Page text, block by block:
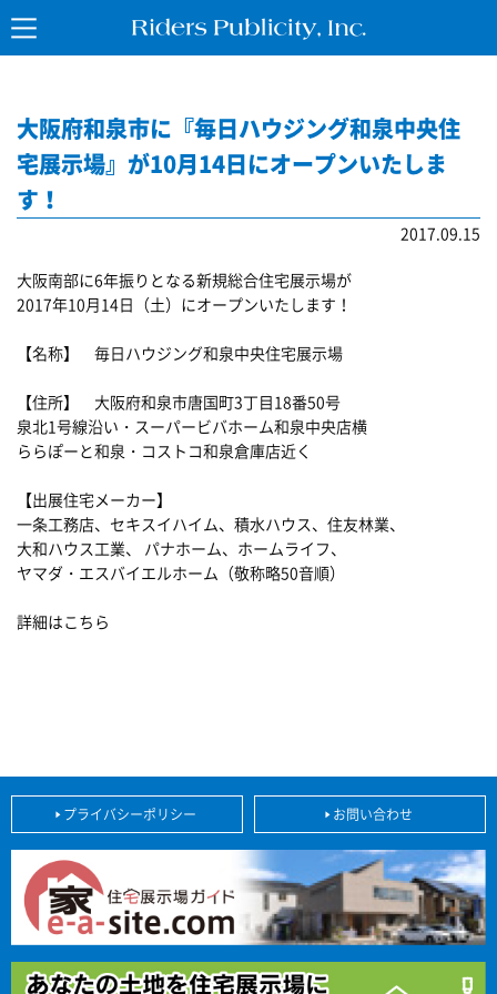
大阪府和泉市に『毎日ハウジング和泉中央住
宅展示場』が10月14日にオープンいたしま
す！
2017.09.15
大阪南部に6年振りとなる新規総合住宅展示場が
2017年10月14日（土）にオープンいたします！
【名称】 毎日ハウジング和泉中央住宅展示場
【住所】 大阪府和泉市唐国町3丁目18番50号
泉北1号線沿い・スーパービバホーム和泉中央店横
ららぽーと和泉・コストコ和泉倉庫店近く
【出展住宅メーカー】
一条工務店、セキスイハイム、積水ハウス、住友林業、
大和ハウス工業、 パナホーム、ホームライフ、
ヤマダ・エスバイエルホーム（敬称略50音順）
詳細はこちら
プライバシーポリシー お問い合わせ